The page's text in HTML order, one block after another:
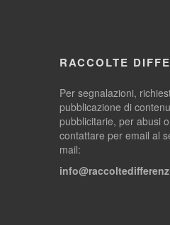
RACCOLTE
Per segnalazioni,
pubblicazione di
pubblicitarie, per abusi
contattare per email al
mail: